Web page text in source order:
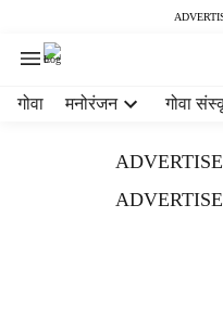
गोवा मनोरंजन गोवा